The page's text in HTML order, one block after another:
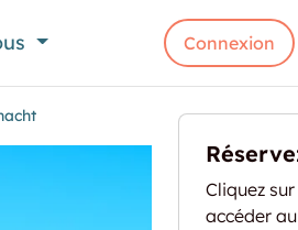
Connexion
Cliquez
accéder